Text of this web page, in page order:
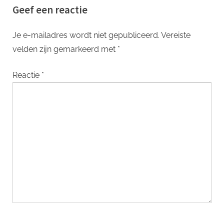
Interieur
Geef een reactie
Je e-mailadres wordt niet gepubliceerd. Vereiste
velden zijn gemarkeerd met *
Reactie *